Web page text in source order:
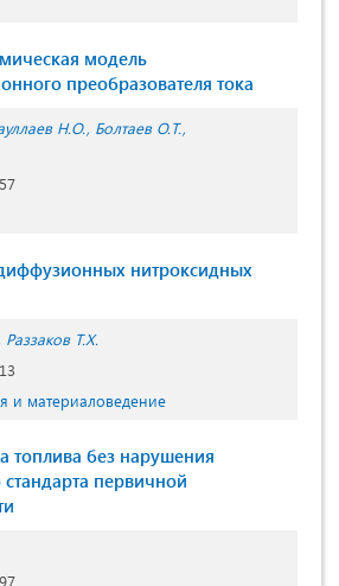
модель
преобразователя тока
Н.О. Болтаев О.Т.
нитроксидных
Раззаков Т.Х.
и материаловедение
топлива без нарушения
стандарта первичной